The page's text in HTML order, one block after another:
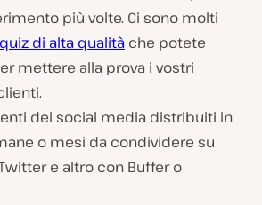
più volte. Ci sono molti
di alta qualità che potete
mettere alla prova i vostri
dei social media distribuiti in
o mesi da condividere su
e altro con Buffer o